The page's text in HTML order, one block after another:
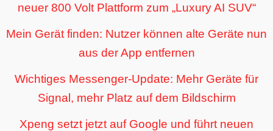
neuer 800 Volt Plattform zum „Luxury AI SUV“
Mein Gerät finden: Nutzer können alte Geräte nun
aus der App entfernen
Wichtiges Messenger-Update: Mehr Geräte für
Signal, mehr Platz auf dem Bildschirm
Xpeng setzt jetzt auf Google und führt neuen